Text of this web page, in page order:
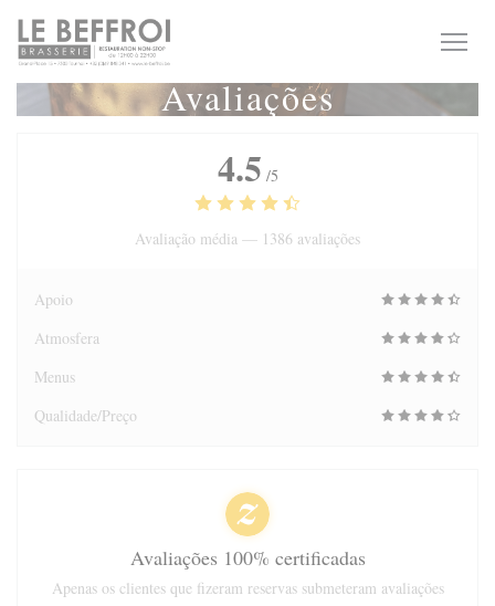
Painel de Gerenciamento de Cookies
Avaliações
4.5 /5
Avaliação média — 1386 avaliações
Apoio
Atmosfera
Menus
Qualidade/Preço
Avaliações 100% certificadas
Apenas os clientes que fizeram reservas submeteram avaliações